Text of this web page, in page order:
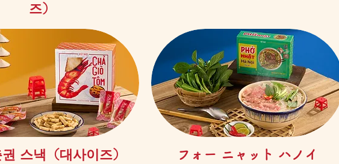
즈）
제품보기
스낵（대사이즈） 제품보기
フォー ニャット ハノイ